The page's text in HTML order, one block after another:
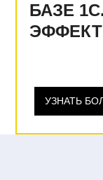
БАЗЕ
УЗНАТЬ